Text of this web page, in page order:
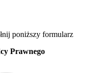
poniższy formularz
Prawnego